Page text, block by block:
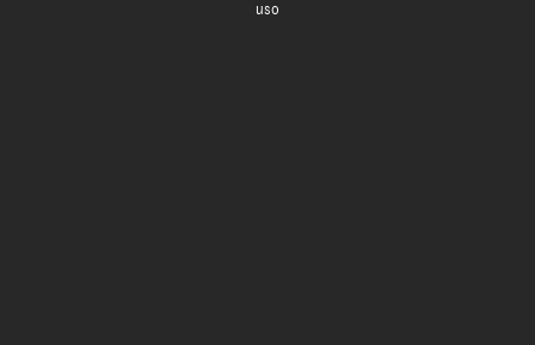
uso